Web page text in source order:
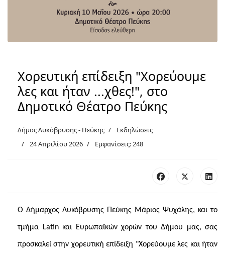
Χορευτική επίδειξη "Χορεύουμε
λες και ήταν ...χθες!", στο
Δημοτικό Θέατρο Πεύκης
Δήμος Λυκόβρυσης - Πεύκης
Εκδηλώσεις
24 Απριλίου 2026
Εμφανίσεις: 248
Ο Δήμαρχος Λυκόβρυσης Πεύκης Μάριος Ψυχάλης, και το
τμήμα Latin και Ευρωπαϊκών χορών του Δήμου μας, σας
προσκαλεί στην χορευτική επίδειξη "Χορεύουμε λες και ήταν